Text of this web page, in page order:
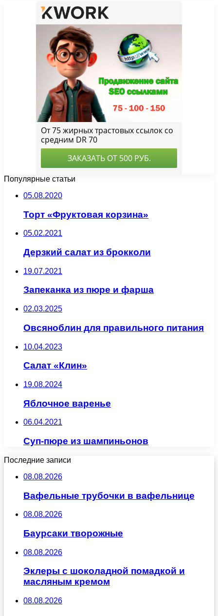
Популярные статьи
05.08.2020
Торт «Фруктовая корзина»
05.02.2021
Дерзкий салат из брокколи
19.07.2021
Запеканка из пюре и фарша
02.03.2025
Овсяноблин для правильного питания
10.04.2023
Салат «Клин»
19.08.2024
Яблочное варенье
06.04.2021
Суп-пюре из шампиньонов
Последние записи
08.08.2026
Вафельные трубочки в вафельнице
08.08.2026
Баурсаки творожные
08.08.2026
Эклеры с шоколадной помадкой и
масляным кремом
08.08.2026